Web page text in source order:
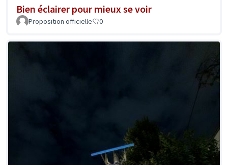
Bien éclairer pour mieux se voir
Proposition officielle 0